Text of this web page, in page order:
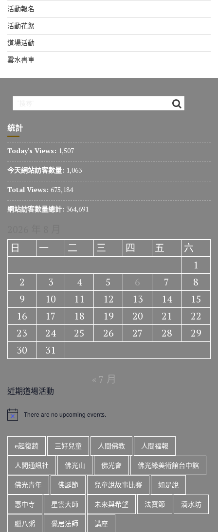
活動報名
活動花絮
道場活動
雲水書車
統計
Today's Views: 1,507
今天網站訪客數量: 1,063
Total Views: 675,184
網站訪客數量總計: 364,691
日
一 二 三 四 五
六
1
2
3 4 5 6 7
8
9
10 11 12 13 14
15
16
17 18 19 20 21
22
23
24 25 26 27 28
29
30
31
« 7 月
近期道場活動
N
e
There are no upcoming events.
e起復蔬 三好兒童 人間佛教 人間福報
人間通訊社 佛光山 佛光會 佛光緣美術館台中館
佛光青年 佛誕節 兒童說故事比賽 如是說
惠中寺 星雲大師 未來與希望 法寶節 滴水坊
臘八粥 覺居法師 講座